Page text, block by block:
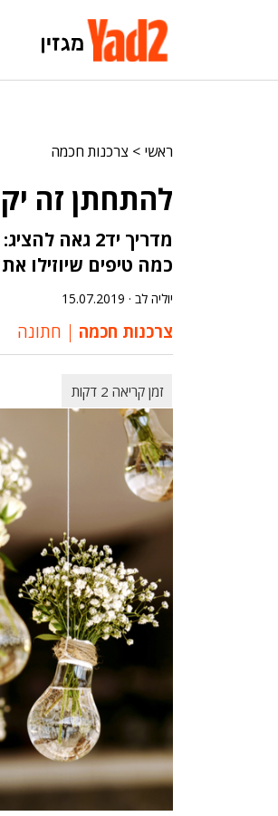
ראשי > צרכנות חכמה
להתחתן זה
מדריך יד2
כמה טיפים שיוזילו
יוליה לב · 15.07.2019
צרכנות חכמה חתונה